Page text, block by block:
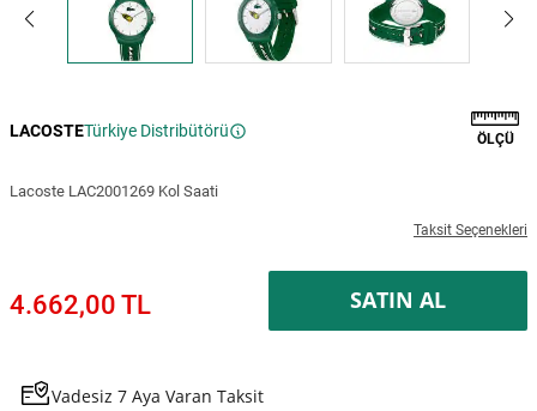
LACOSTETürkiye Distribütörü ÖLÇÜ
Lacoste LAC2001269 Kol Saati
Taksit Seçenekleri
4.662,00 TL SATIN AL
Vadesiz 7 Aya Varan Taksit